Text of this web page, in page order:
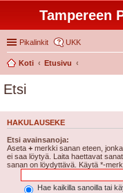
Tampereen
Pikalinkit UKK
Koti Etusivu
Etsi
HAKULAUSEKE
Etsi avainsanoja:
Aseta + merkki sanan eteen,
ei saa löytyä. Laita haettavat
sanan on löydyttävä. Käytä *-
Hae kaikilla sanoilla tai